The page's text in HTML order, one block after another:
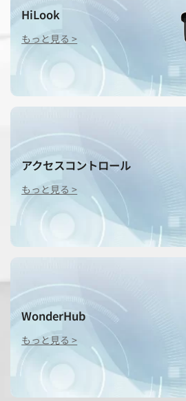
HiLook
もっと見る >
アクセスコントロール
もっと見る >
WonderHub
もっと見る >